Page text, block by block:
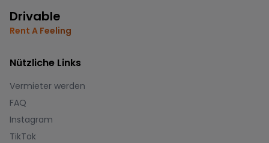
Drivable
Rent A Feeling
Nützliche Links
Vermieter werden
FAQ
Instagram
TikTok